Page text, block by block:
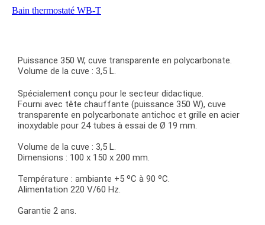
Bain thermostaté WB-T
Puissance 350 W, cuve transparente en polycarbonate.
Volume de la cuve : 3,5 L.
Spécialement conçu pour le secteur didactique.
Fourni avec tête chauffante (puissance 350 W), cuve
transparente en polycarbonate antichoc et grille en acier
inoxydable pour 24 tubes à essai de Ø 19 mm.
Volume de la cuve : 3,5 L.
Dimensions : 100 x 150 x 200 mm.
Température : ambiante +5 ºC à 90 ºC.
Alimentation 220 V/60 Hz.
Garantie 2 ans.